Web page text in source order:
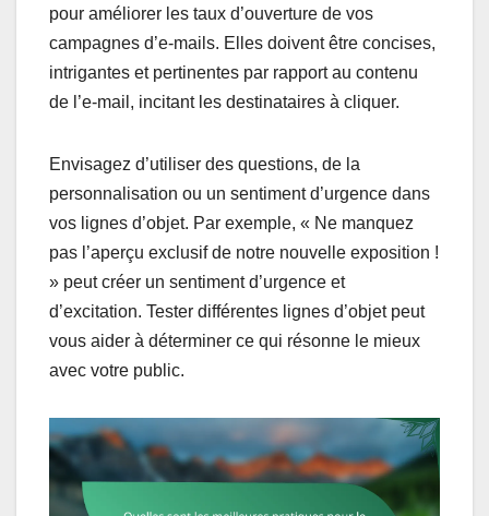
pour améliorer les taux d’ouverture de vos
campagnes d’e-mails. Elles doivent être concises,
intrigantes et pertinentes par rapport au contenu
de l’e-mail, incitant les destinataires à cliquer.
Envisagez d’utiliser des questions, de la
personnalisation ou un sentiment d’urgence dans
vos lignes d’objet. Par exemple, « Ne manquez
pas l’aperçu exclusif de notre nouvelle exposition !
» peut créer un sentiment d’urgence et
d’excitation. Tester différentes lignes d’objet peut
vous aider à déterminer ce qui résonne le mieux
avec votre public.